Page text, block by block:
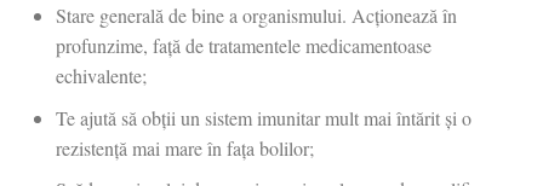
Stare generală de bine a organismului. Acționează în
profunzime, față de tratamentele medicamentoase
echivalente;
Te ajută să obții un sistem imunitar mult mai întărit și o
rezistență mai mare în fața bolilor;